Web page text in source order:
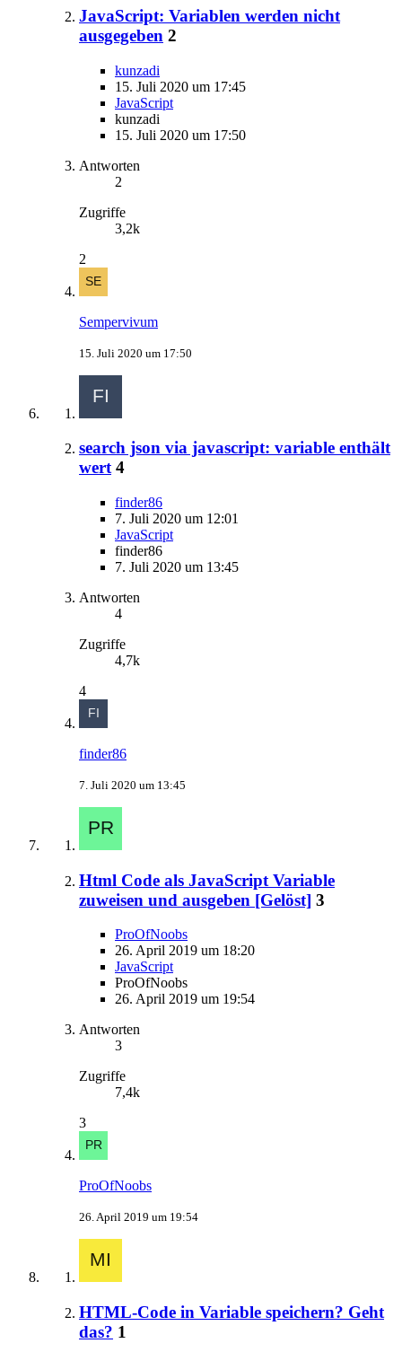
JavaScript: Variablen werden nicht
ausgegeben 2
kunzadi
15. Juli 2020 um 17:45
JavaScript
kunzadi
15. Juli 2020 um 17:50
Antworten
2
Zugriffe
3,2k
2
Sempervivum
15. Juli 2020 um 17:50
search json via javascript: variable enthält
wert 4
finder86
7. Juli 2020 um 12:01
JavaScript
finder86
7. Juli 2020 um 13:45
Antworten
4
Zugriffe
4,7k
4
finder86
7. Juli 2020 um 13:45
Html Code als JavaScript Variable
zuweisen und ausgeben [Gelöst] 3
ProOfNoobs
26. April 2019 um 18:20
JavaScript
ProOfNoobs
26. April 2019 um 19:54
Antworten
3
Zugriffe
7,4k
3
ProOfNoobs
26. April 2019 um 19:54
HTML-Code in Variable speichern? Geht
das? 1